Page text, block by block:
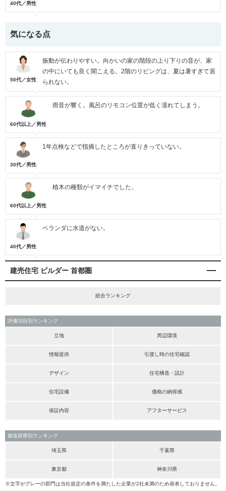
40代／男性
気になる点
50代／女性
振動が伝わりやすい。向かいの家の階段の上り下りの音が、家
の中にいても良く聞こえる。2階のリビングは、夏は暑すぎて居
られない。
60代以上／男性
雨音が響く。風呂のリモコン位置が低く濡れてしまう。
30代／男性
1年点検などで指摘したところが直りきっていない。
60代以上／男性
植木の種類がイマイチでした。
40代／男性
ベランダに水道がない。
建売住宅 ビルダー 首都圏
総合ランキング
評価項目別ランキング
立地 周辺環境
情報提供 引渡し時の住宅確認
デザイン 住宅構造・設計
住宅設備 価格の納得感
保証内容 アフターサービス
都道府県別ランキング
埼玉県 千葉県
東京都 神奈川県
※文字がグレーの部門は当社規定の条件を満たした企業が2社未満のため発表しておりません。